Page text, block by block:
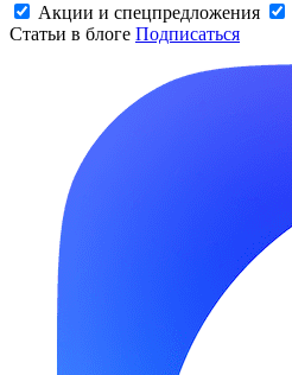
Акции и спецпредложения
Статьи в блоге Подписаться